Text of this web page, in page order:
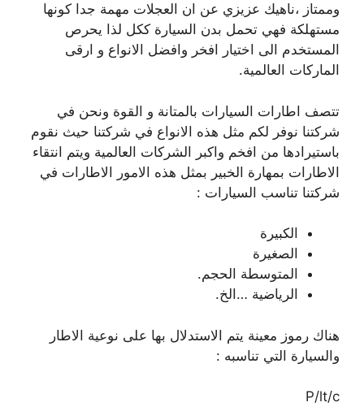
وممتاز ،ناهيك عزيزي عن ان العجلات مهمة جدا كونها
مستهلكة فهي تحمل بدن السيارة ككل لذا يحرص
المستخدم الى اختيار افخر وافضل الانواع و ارقى
الماركات العالمية.
تتصف اطارات السيارات بالمتانة و القوة ونحن في
شركتنا نوفر لكم مثل هذه الانواع في شركتنا حيث نقوم
باستيرادها من افخم واكبر الشركات العالمية ويتم انتقاء
الاطارات بمهارة الخبير بمثل هذه الامور الاطارات في
شركتنا تناسب السيارات :
الكبيرة
الصغيرة
المتوسطة الحجم.
الرياضية …الخ.
هناك رموز معينة يتم الاستدلال بها على نوعية الاطار
والسيارة التي تناسبه :
P/lt/c